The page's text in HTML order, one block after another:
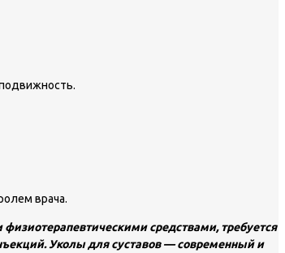
врача.
средствами, требуется
Уколы для суставов — современный и